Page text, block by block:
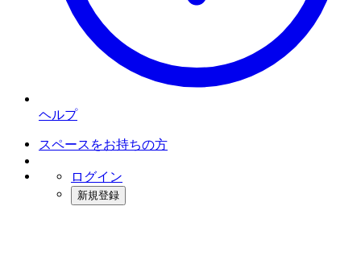
ヘルプ
スペースをお持ちの方
ログイン
新規登録